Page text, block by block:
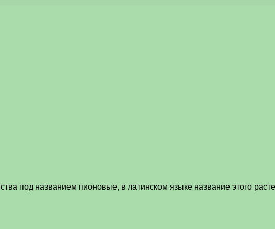
под названием пионовые, в латинском языке название этого